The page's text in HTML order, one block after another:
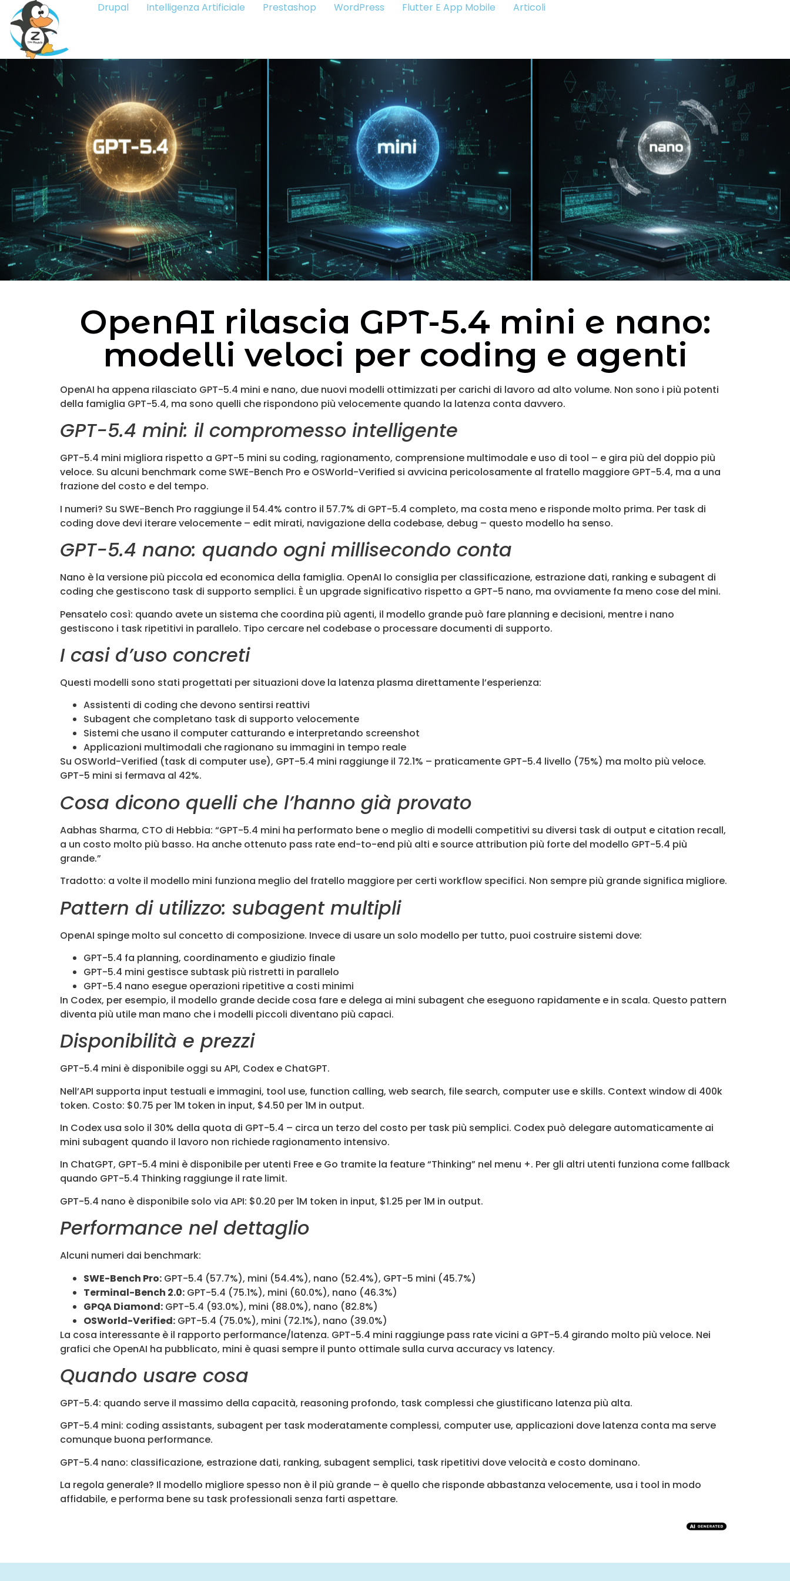
Drupal Intelligenza Artificiale Prestashop WordPress Flutter E App Mobile Articoli
OpenAI rilascia GPT-5.4 mini e nano:
modelli veloci per coding e agenti
OpenAI ha appena rilasciato GPT-5.4 mini e nano, due nuovi modelli ottimizzati per carichi di lavoro ad alto volume. Non sono i più potenti
della famiglia GPT-5.4, ma sono quelli che rispondono più velocemente quando la latenza conta davvero.
GPT-5.4 mini: il compromesso intelligente
GPT-5.4 mini migliora rispetto a GPT-5 mini su coding, ragionamento, comprensione multimodale e uso di tool – e gira più del doppio più
veloce. Su alcuni benchmark come SWE-Bench Pro e OSWorld-Verified si avvicina pericolosamente al fratello maggiore GPT-5.4, ma a una
frazione del costo e del tempo.
I numeri? Su SWE-Bench Pro raggiunge il 54.4% contro il 57.7% di GPT-5.4 completo, ma costa meno e risponde molto prima. Per task di
coding dove devi iterare velocemente – edit mirati, navigazione della codebase, debug – questo modello ha senso.
GPT-5.4 nano: quando ogni millisecondo conta
Nano è la versione più piccola ed economica della famiglia. OpenAI lo consiglia per classificazione, estrazione dati, ranking e subagent di
coding che gestiscono task di supporto semplici. È un upgrade significativo rispetto a GPT-5 nano, ma ovviamente fa meno cose del mini.
Pensatelo così: quando avete un sistema che coordina più agenti, il modello grande può fare planning e decisioni, mentre i nano
gestiscono i task ripetitivi in parallelo. Tipo cercare nel codebase o processare documenti di supporto.
I casi d’uso concreti
Questi modelli sono stati progettati per situazioni dove la latenza plasma direttamente l’esperienza:
Assistenti di coding che devono sentirsi reattivi
Subagent che completano task di supporto velocemente
Sistemi che usano il computer catturando e interpretando screenshot
Applicazioni multimodali che ragionano su immagini in tempo reale
Su OSWorld-Verified (task di computer use), GPT-5.4 mini raggiunge il 72.1% – praticamente GPT-5.4 livello (75%) ma molto più veloce.
GPT-5 mini si fermava al 42%.
Cosa dicono quelli che l’hanno già provato
Aabhas Sharma, CTO di Hebbia: “GPT-5.4 mini ha performato bene o meglio di modelli competitivi su diversi task di output e citation recall,
a un costo molto più basso. Ha anche ottenuto pass rate end-to-end più alti e source attribution più forte del modello GPT-5.4 più
grande.”
Tradotto: a volte il modello mini funziona meglio del fratello maggiore per certi workflow specifici. Non sempre più grande significa migliore.
Pattern di utilizzo: subagent multipli
OpenAI spinge molto sul concetto di composizione. Invece di usare un solo modello per tutto, puoi costruire sistemi dove:
GPT-5.4 fa planning, coordinamento e giudizio finale
GPT-5.4 mini gestisce subtask più ristretti in parallelo
GPT-5.4 nano esegue operazioni ripetitive a costi minimi
In Codex, per esempio, il modello grande decide cosa fare e delega ai mini subagent che eseguono rapidamente e in scala. Questo pattern
diventa più utile man mano che i modelli piccoli diventano più capaci.
Disponibilità e prezzi
GPT-5.4 mini è disponibile oggi su API, Codex e ChatGPT.
Nell’API supporta input testuali e immagini, tool use, function calling, web search, file search, computer use e skills. Context window di 400k
token. Costo: $0.75 per 1M token in input, $4.50 per 1M in output.
In Codex usa solo il 30% della quota di GPT-5.4 – circa un terzo del costo per task più semplici. Codex può delegare automaticamente ai
mini subagent quando il lavoro non richiede ragionamento intensivo.
In ChatGPT, GPT-5.4 mini è disponibile per utenti Free e Go tramite la feature “Thinking” nel menu +. Per gli altri utenti funziona come fallback
quando GPT-5.4 Thinking raggiunge il rate limit.
GPT-5.4 nano è disponibile solo via API: $0.20 per 1M token in input, $1.25 per 1M in output.
Performance nel dettaglio
Alcuni numeri dai benchmark:
SWE-Bench Pro: GPT-5.4 (57.7%), mini (54.4%), nano (52.4%), GPT-5 mini (45.7%)
Terminal-Bench 2.0: GPT-5.4 (75.1%), mini (60.0%), nano (46.3%)
GPQA Diamond: GPT-5.4 (93.0%), mini (88.0%), nano (82.8%)
OSWorld-Verified: GPT-5.4 (75.0%), mini (72.1%), nano (39.0%)
La cosa interessante è il rapporto performance/latenza. GPT-5.4 mini raggiunge pass rate vicini a GPT-5.4 girando molto più veloce. Nei
grafici che OpenAI ha pubblicato, mini è quasi sempre il punto ottimale sulla curva accuracy vs latency.
Quando usare cosa
GPT-5.4: quando serve il massimo della capacità, reasoning profondo, task complessi che giustificano latenza più alta.
GPT-5.4 mini: coding assistants, subagent per task moderatamente complessi, computer use, applicazioni dove latenza conta ma serve
comunque buona performance.
GPT-5.4 nano: classificazione, estrazione dati, ranking, subagent semplici, task ripetitivi dove velocità e costo dominano.
La regola generale? Il modello migliore spesso non è il più grande – è quello che risponde abbastanza velocemente, usa i tool in modo
affidabile, e performa bene su task professionali senza farti aspettare.